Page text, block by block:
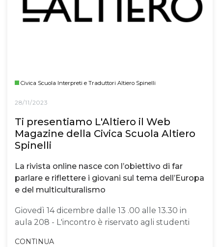
Civica Scuola Interpreti e Traduttori Altiero Spinelli
28/11/2023
Ti presentiamo L'Altiero il Web
Magazine della Civica Scuola Altiero
Spinelli
La rivista online nasce con l’obiettivo di far
parlare e riflettere i giovani sul tema dell’Europa
e del multiculturalismo
Giovedì 14 dicembre dalle 13 .00 alle 13.30 in
aula 208 - L'incontro è riservato agli studenti
CONTINUA